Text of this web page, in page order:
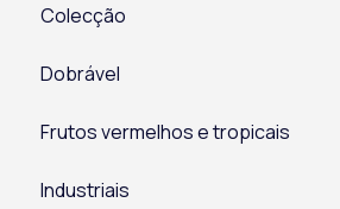
Colecção
Dobrável
Frutos vermelhos e tropicais
Industriais